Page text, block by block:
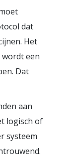
dat
Het
een
Dat
aan
logisch of
systeem